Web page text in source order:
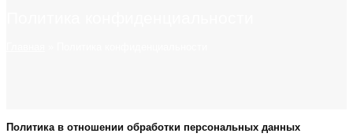
Политика в отношении обработки персональных данных